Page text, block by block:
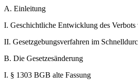
A. Einleitung
I. Geschichtliche Entwicklung des
II. Gesetzgebungsverfahren im
B. Die Gesetzesänderung
I. § 1303 BGB alte Fassung